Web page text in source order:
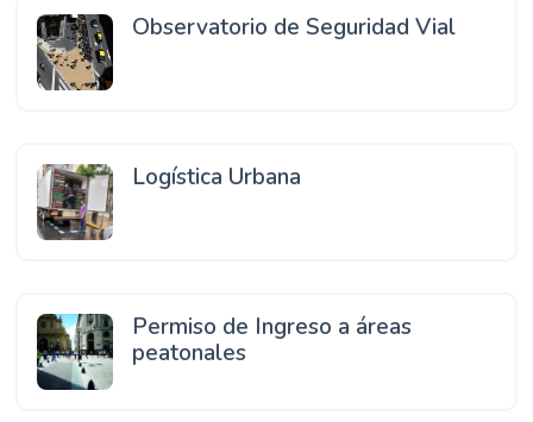
Observatorio de Seguridad Vial
Logística Urbana
Permiso de Ingreso a áreas
peatonales